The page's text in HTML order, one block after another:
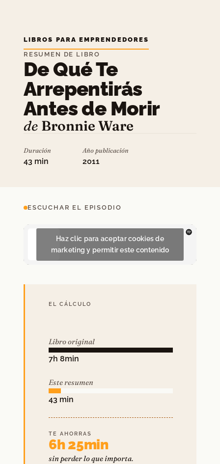
LIBROS PARA EMPRENDEDORES
RESUMEN DE LIBRO
De Qué Te
Arrepentirás
Antes de Morir
de Bronnie Ware
Duración
43 min
Año publicación
2011
ESCUCHAR EL EPISODIO
Haz clic para aceptar cookies de
marketing y permitir este contenido
EL CÁLCULO
Libro original
7h 8min
Este resumen
43 min
TE AHORRAS
6h 25min
sin perder lo que importa.